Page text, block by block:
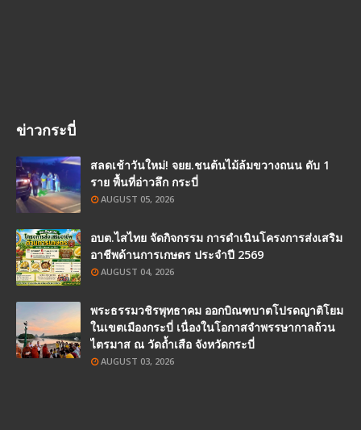
ข่าวกระบี่
สลดเช้าวันใหม่! จยย.ชนต้นไม้ล้มขวางถนน ดับ 1
ราย พื้นที่อ่าวลึก กระบี่
AUGUST 05, 2026
อบต.ไสไทย จัดกิจกรรม การดำเนินโครงการส่งเสริม
อาชีพด้านการเกษตร ประจำปี 2569
AUGUST 04, 2026
พระธรรมวชิรพุทธาคม ออกบิณฑบาตโปรดญาติโยม
ในเขตเมืองกระบี่ เนื่องในโอกาสจำพรรษากาลถ้วน
ไตรมาส ณ วัดถ้ำเสือ จังหวัดกระบี่
AUGUST 03, 2026